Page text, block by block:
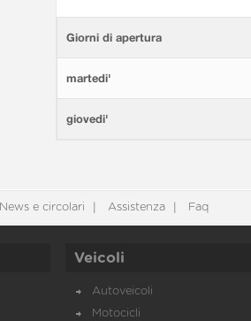
Giorni di apertura
martedi'
giovedi'
News e circolari Assistenza Faq
Veicoli
Autoveicoli
Motocicli